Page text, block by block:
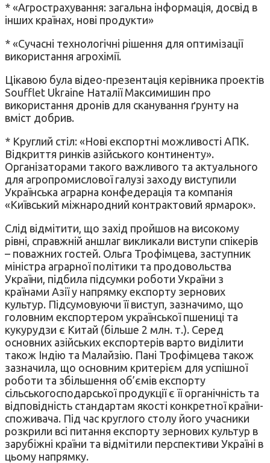
* «Агрострахування: загальна інформація, досвід в
інших країнах, нові продукти»
* «Сучасні технологічні рішення для оптимізації
використання агрохімії.
Цікавою була відео-презентація керівника проектів
Soufflet Ukraine Наталії Максимишин про
використання дронів для сканування ґрунту на
вміст добрив.
* Круглий стіл: «Нові експортні можливості АПК.
Відкриття ринків азійського континенту».
Організаторами такого важливого та актуального
для агропромислової галузі заходу виступили
Українська аграрна конфедерація та компанія
«Київський міжнародний контрактовий ярмарок».
Слід відмітити, що захід пройшов на високому
рівні, справжній аншлаг викликали виступи спікерів
– поважних гостей. Ольга Трофімцева, заступник
міністра аграрної політики та продовольства
України, підбила підсумки роботи України з
країнами Азії у напрямку експорту зернових
культур. Підсумовуючи її виступ, зазначимо, що
головним експортером української пшениці та
кукурудзи є Китай (більше 2 млн. т.). Серед
основних азійських експортерів варто виділити
також Індію та Малайзію. Пані Трофімцева також
зазначила, що основним критерієм для успішної
роботи та збільшення об’ємів експорту
сільськогосподарської продукції є її органічність та
відповідність стандартам якості конкретної країни-
споживача. Під час круглого столу його учасники
розкрили всі питання експорту зернових культур в
зарубіжні країни та відмітили перспективи Україні в
цьому напрямку.